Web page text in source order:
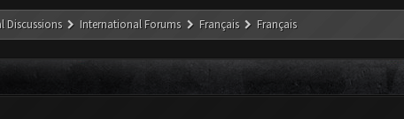
Discussions International Forums Français Français